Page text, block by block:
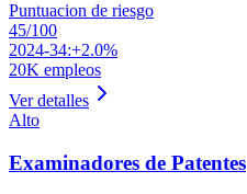
Puntuacion de riesgo
45/100
2024-34:+2.0%
20K empleos
Ver detalles
Alto
Examinadores de Patentes